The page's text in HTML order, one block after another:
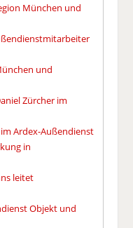
München und
und
Zürcher im
Ardex-Außendienst
in
leitet
Objekt und